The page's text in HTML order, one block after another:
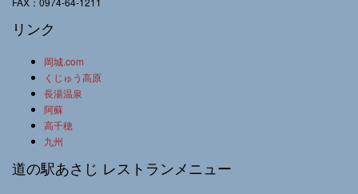
リンク
岡城.com
くじゅう高原
長湯温泉
阿蘇
高千穂
九州
道の駅あさじ レストランメニュー